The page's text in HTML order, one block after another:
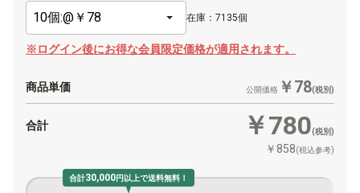
在庫：7135個
※ログイン後にお得な会員限定価格が適用されます。
商品単価 公開価格 ￥78(税別)
合計 ￥780(税別)
￥858(税込参考)
合計30,000円以上で送料無料！